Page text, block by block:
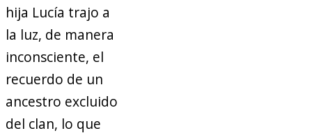
hija Lucía trajo a
la luz, de manera
inconsciente, el
recuerdo de un
ancestro excluido
del clan, lo que